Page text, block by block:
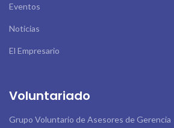
Eventos
Noticias
El Empresario
Voluntariado
Grupo Voluntario de Asesores de Gerencia